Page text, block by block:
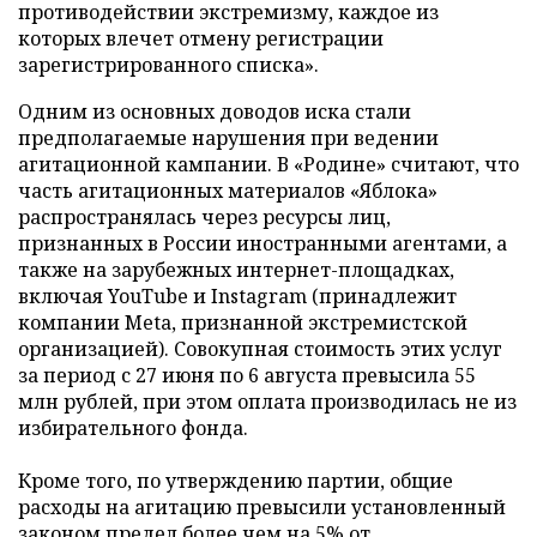
противодействии экстремизму, каждое из
которых влечет отмену регистрации
зарегистрированного списка».
Одним из основных доводов иска стали
предполагаемые нарушения при ведении
агитационной кампании. В «Родине» считают, что
часть агитационных материалов «Яблока»
распространялась через ресурсы лиц,
признанных в России иностранными агентами, а
также на зарубежных интернет-площадках,
включая YouTube и Instagram (принадлежит
компании Meta, признанной экстремистской
организацией). Совокупная стоимость этих услуг
за период с 27 июня по 6 августа превысила 55
млн рублей, при этом оплата производилась не из
избирательного фонда.
Кроме того, по утверждению партии, общие
расходы на агитацию превысили установленный